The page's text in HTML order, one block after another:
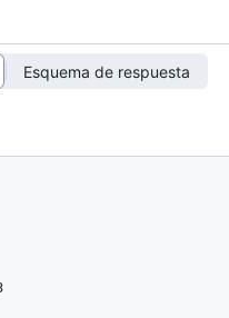
Esquema de respuesta